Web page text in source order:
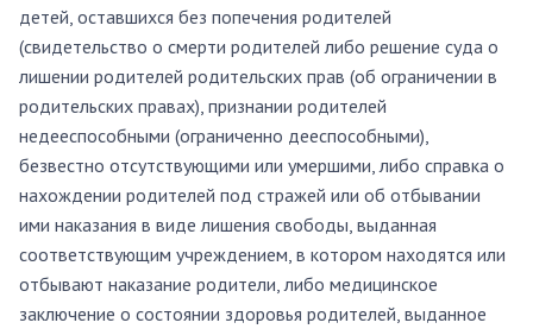
детей, оставшихся без попечения родителей
(свидетельство о смерти родителей либо решение суда о
лишении родителей родительских прав (об ограничении в
родительских правах), признании родителей
недееспособными (ограниченно дееспособными),
безвестно отсутствующими или умершими, либо справка о
нахождении родителей под стражей или об отбывании
ими наказания в виде лишения свободы, выданная
соответствующим учреждением, в котором находятся или
отбывают наказание родители, либо медицинское
заключение о состоянии здоровья родителей, выданное